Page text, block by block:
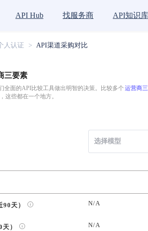
API Hub 找服务商 API知识库
人认证 > API渠道采购对比
三要素
全面的API比较工具做出明智的决策。比较多个 运营商
这些都在一个地方。
选择模型
90天） N/A
） N/A